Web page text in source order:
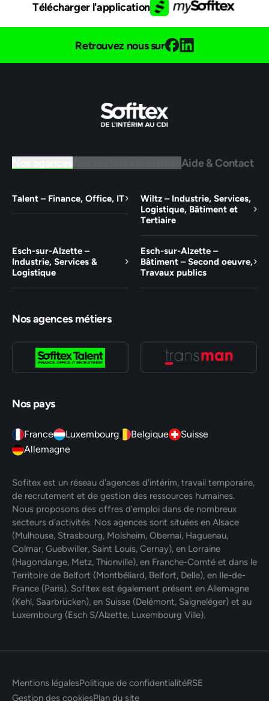
Télécharger l'application
Retrouvez nous sur
Aide & Contact
Talent – Finance, Office, IT
Wiltz – Industrie, Services,
Logistique, Bâtiment et
Tertiaire
Esch-sur-Alzette –
Industrie, Services &
Logistique
Esch-sur-Alzette –
Bâtiment – Second oeuvre,
Travaux publics
Nos agences métiers
Nos pays
France Luxembourg Belgique
Suisse
Allemagne
Sofitex est un réseau d'agences d'intérim, travail temporaire,
de recrutement et de gestion des ressources humaines.
Nous proposons des offres d'emploi dans de nombreux
secteurs d'activités. Nos agences sont situées en Alsace
(Mulhouse, Strasbourg, Molsheim, Obernai, Haguenau,
Colmar, Guebwiller, Saint Louis, Cernay), en Lorraine
(Hagondange, Metz, Thionville), en Franche-Comté et dans le
Territoire de Belfort (Montbéliard, Belfort, Delle), en Ile-de-
France (Paris). Sofitex est également présent en Allemagne
(Kehl, Saarbrücken), en Suisse (Delémont, Saigneléger) et au
Luxembourg (Esch S/Alzette, Luxembourg Ville).
Mentions légalesPolitique de confidentialitéRSE
Gestion des cookiesPlan du site